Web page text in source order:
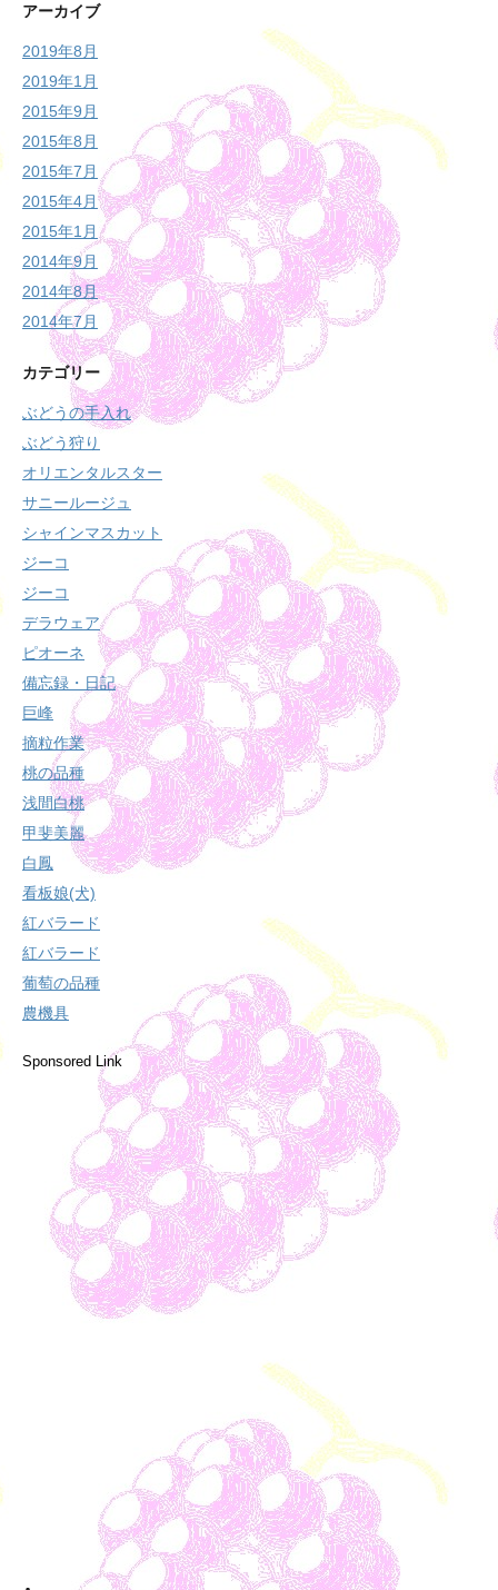
アーカイブ
2019年8月
2019年1月
2015年9月
2015年8月
2015年7月
2015年4月
2015年1月
2014年9月
2014年8月
2014年7月
カテゴリー
ぶどうの手入れ
ぶどう狩り
オリエンタルスター
サニールージュ
シャインマスカット
ジーコ
ジーコ
デラウェア
ピオーネ
備忘録・日記
巨峰
摘粒作業
桃の品種
浅間白桃
甲斐美麗
白鳳
看板娘(犬)
紅バラード
紅バラード
葡萄の品種
農機具
Sponsored Link